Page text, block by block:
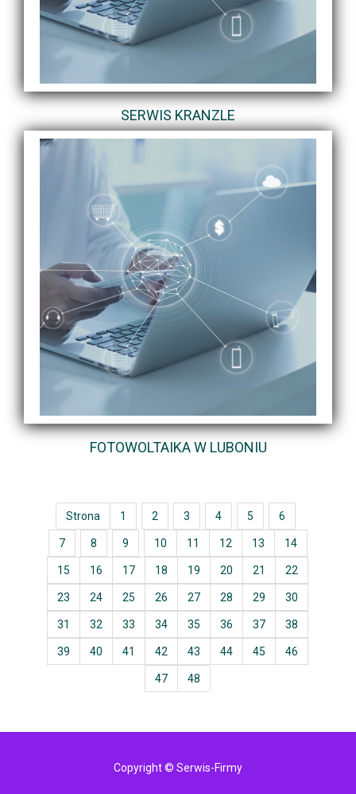
SERWIS KRANZLE
FOTOWOLTAIKA W LUBONIU
Strona 1 2 3 4 5 6
7 8 9 10 11 12 13 14
15 16 17 18 19 20 21 22
23 24 25 26 27 28 29 30
31 32 33 34 35 36 37 38
39 40 41 42 43 44 45 46
47 48
Copyright © Serwis-Firmy